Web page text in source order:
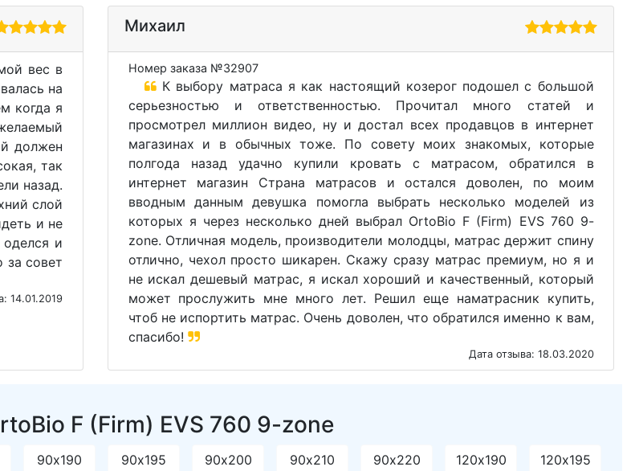
вес в
на
когда я
должен
так
назад.
слой
и не
и
за совет
14.01.2019
Михаил
Номер заказа №32907
К выбору матраса я как настоящий козерог подошел с большой
серьезностью и ответственностью. Прочитал много статей и
просмотрел миллион видео, ну и достал всех продавцов в интернет
магазинах и в обычных тоже. По совету моих знакомых, которые
полгода назад удачно купили кровать с матрасом, обратился в
интернет магазин Страна матрасов и остался доволен, по моим
вводным данным девушка помогла выбрать несколько моделей из
которых я через несколько дней выбрал OrtoBio F (Firm) EVS 760 9-
zone. Отличная модель, производители молодцы, матрас держит спину
отлично, чехол просто шикарен. Скажу сразу матрас премиум, но я и
не искал дешевый матрас, я искал хороший и качественный, который
может прослужить мне много лет. Решил еще наматрасник купить,
чтоб не испортить матрас. Очень доволен, что обратился именно к вам,
спасибо!
Дата отзыва: 18.03.2020
F (Firm) EVS 760 9-zone
90х190 90х195 90х200 90х210 90х220 120х190 120х195